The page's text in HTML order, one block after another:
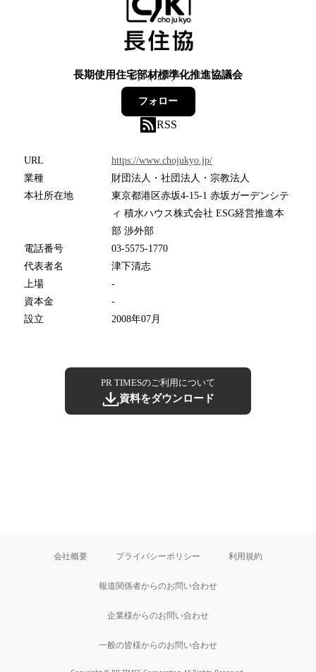
長期使用住宅部材標準化推進協議会
0フォロワー
フォロー
RSS
URL
https://www.chojukyo.jp/
業種
財団法人・社団法人・宗教法人
本社所在地
東京都港区赤坂4-15-1 赤坂ガーデンシテ
ィ 積水ハウス株式会社 ESG経営推進本
部 渉外部
電話番号
03-5575-1770
代表者名
津下清志
上場
-
資本金
-
設立
2008年07月
PR TIMESのご利用について
資料をダウンロード
会社概要 プライバシーポリシー 利用規約
報道関係者からのお問い合わせ
企業様からのお問い合わせ
一般の皆様からのお問い合わせ